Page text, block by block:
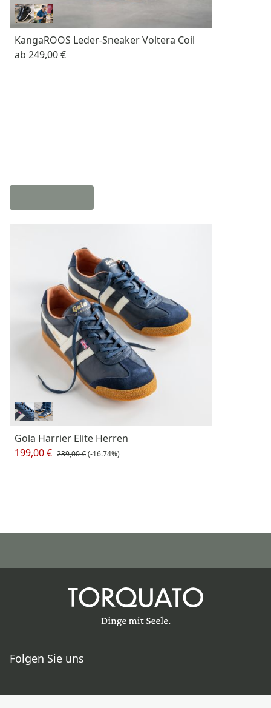
KangaROOS Leder-Sneaker Voltera Coil
ab 249,00 €
Gola Harrier Elite Herren
199,00 € 239,00 €(-16.74%)
Folgen Sie uns